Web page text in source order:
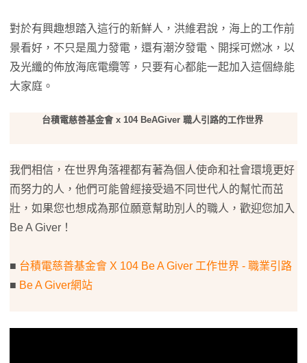
對於有興趣想踏入這行的新鮮人，洪維君說，海上的工作前
景看好，不只是風力發電，還有潮汐發電、開採可燃冰，以
及光纖的佈放海底電纜等，只要有心都能一起加入這個綠能
大家庭。
台積電慈善基金會 x 104 BeAGiver 職人引路的工作世界
我們相信，在世界角落裡都有著為個人使命和社會環境更好
而努力的人，他們可能曾經接受過不同世代人的幫忙而茁
壯，如果您也想成為那位願意幫助別人的職人，歡迎您加入
Be A Giver！
■ 台積電慈善基金會 X 104 Be A Giver 工作世界 - 職業引路
■ Be A Giver網站